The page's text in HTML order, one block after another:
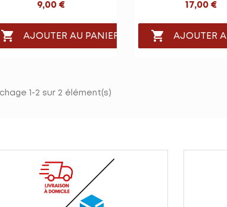
9,00 €
 AJOUTER AU PANIER
17,00 €
 AJOUTER
1-2 sur 2 élément(s)